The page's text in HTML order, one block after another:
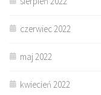
czerwiec 2022
maj 2022
kwiecień 2022